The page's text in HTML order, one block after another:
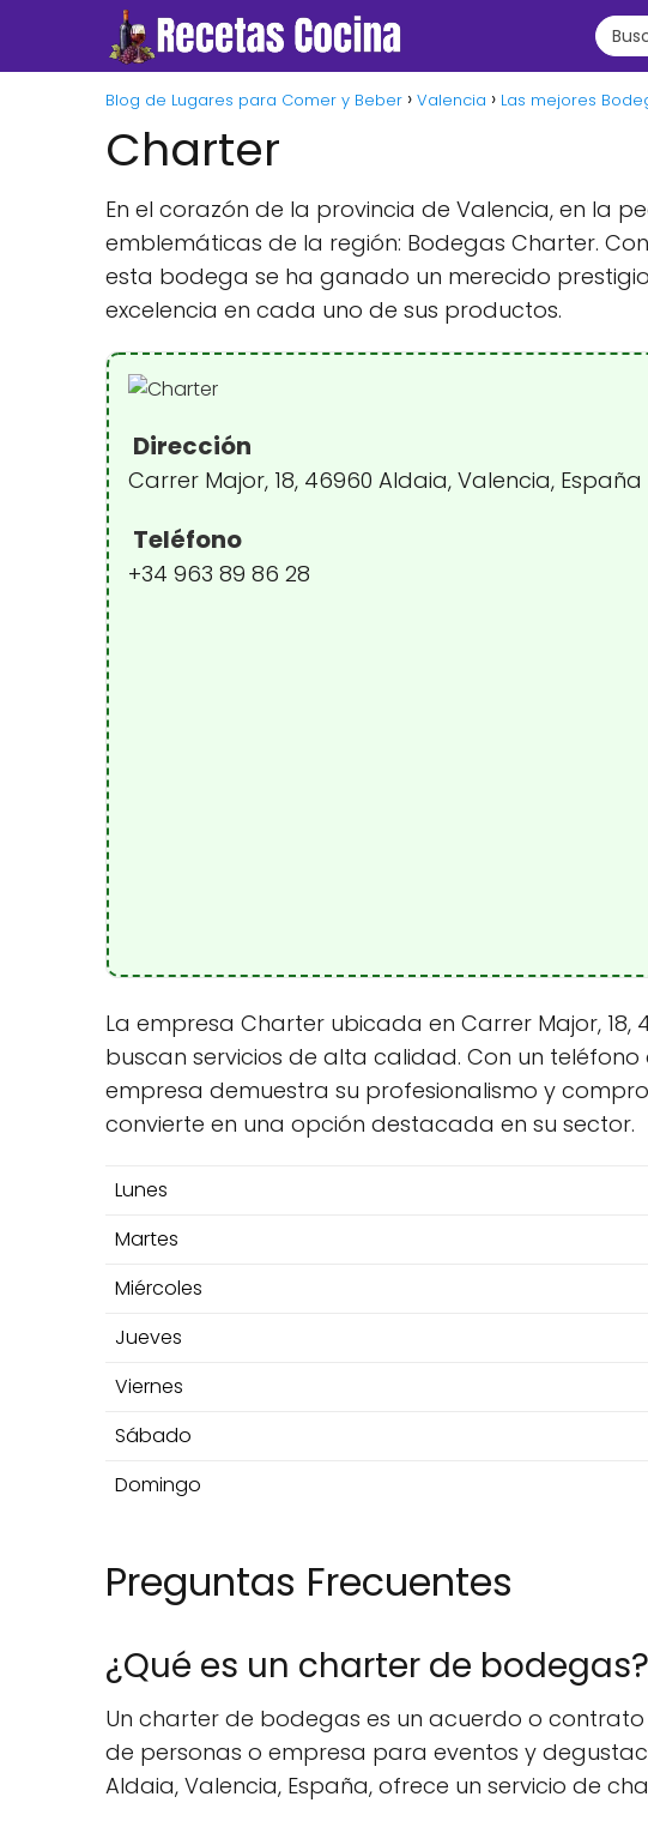
Blog de Lugares para Comer y Beber Valencia Las mejores
Charter
En el corazón de la provincia de Valencia, en la
emblemáticas de la región: Bodegas Charter.
esta bodega se ha ganado un merecido
excelencia en cada uno de sus productos.
Dirección
Carrer Major, 18, 46960 Aldaia, Valencia, España
Teléfono
+34 963 89 86 28
La empresa Charter ubicada en Carrer Major,
buscan servicios de alta calidad. Con un
empresa demuestra su profesionalismo y
convierte en una opción destacada en su sector.
Lunes
Martes
Miércoles
Jueves
Viernes
Sábado
Domingo
Preguntas Frecuentes
¿Qué es un charter de bodegas?
Un charter de bodegas es un acuerdo o
de personas o empresa para eventos y
Aldaia, Valencia, España, ofrece un servicio de